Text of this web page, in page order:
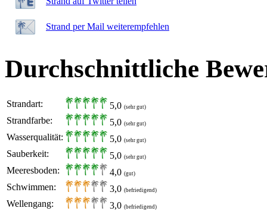
Strand per Mail weiterempfehlen
Durchschnittliche
Strandart: 5,0 (sehr gut)
Strandfarbe: 5,0 (sehr gut)
Wasserqualität: 5,0 (sehr gut)
Sauberkeit: 5,0 (sehr gut)
Meeresboden: 4,0 (gut)
Schwimmen: 3,0 (befriedigend)
Wellengang: 3,0 (befriedigend)